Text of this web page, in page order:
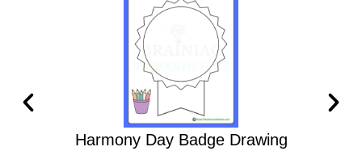
Harmony Day Badge Drawing